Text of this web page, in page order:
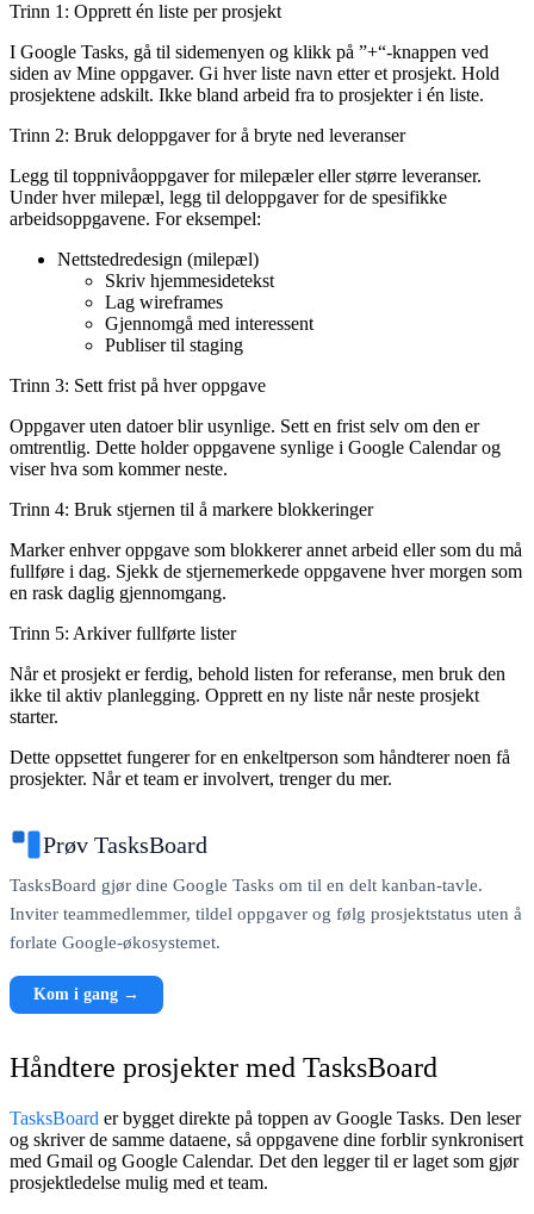
Trinn 1: Opprett én liste per prosjekt
I Google Tasks, gå til sidemenyen og klikk på ”+“-knappen ved
siden av Mine oppgaver. Gi hver liste navn etter et prosjekt. Hold
prosjektene adskilt. Ikke bland arbeid fra to prosjekter i én liste.
Trinn 2: Bruk deloppgaver for å bryte ned leveranser
Legg til toppnivåoppgaver for milepæler eller større leveranser.
Under hver milepæl, legg til deloppgaver for de spesifikke
arbeidsoppgavene. For eksempel:
Nettstedredesign (milepæl)
Skriv hjemmesidetekst
Lag wireframes
Gjennomgå med interessent
Publiser til staging
Trinn 3: Sett frist på hver oppgave
Oppgaver uten datoer blir usynlige. Sett en frist selv om den er
omtrentlig. Dette holder oppgavene synlige i Google Calendar og
viser hva som kommer neste.
Trinn 4: Bruk stjernen til å markere blokkeringer
Marker enhver oppgave som blokkerer annet arbeid eller som du må
fullføre i dag. Sjekk de stjernemerkede oppgavene hver morgen som
en rask daglig gjennomgang.
Trinn 5: Arkiver fullførte lister
Når et prosjekt er ferdig, behold listen for referanse, men bruk den
ikke til aktiv planlegging. Opprett en ny liste når neste prosjekt
starter.
Dette oppsettet fungerer for en enkeltperson som håndterer noen få
prosjekter. Når et team er involvert, trenger du mer.
Prøv TasksBoard
TasksBoard gjør dine Google Tasks om til en delt kanban-tavle.
Inviter teammedlemmer, tildel oppgaver og følg prosjektstatus uten å
forlate Google-økosystemet.
Kom i gang →
Håndtere prosjekter med TasksBoard
TasksBoard er bygget direkte på toppen av Google Tasks. Den leser
og skriver de samme dataene, så oppgavene dine forblir synkronisert
med Gmail og Google Calendar. Det den legger til er laget som gjør
prosjektledelse mulig med et team.